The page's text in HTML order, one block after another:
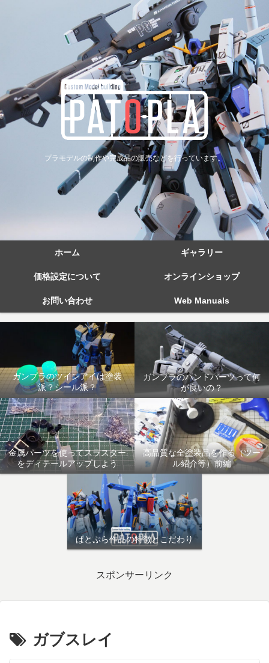
プラモデルの制作や完成品の販売などを行っています。
ホーム ギャラリー
価格設定について オンラインショップ
お問い合わせ Web Manuals
ガンプラのツインアイは塗装
派？シール派？
ガンプラのハンドパーツって何
が良いの？
金属パーツを使ってスラスター
をディテールアップしよう
高品質な全塗装品を作る（ツー
ル紹介等）前編
ぱとぷら作品の特徴とこだわり
スポンサーリンク
ガブスレイ